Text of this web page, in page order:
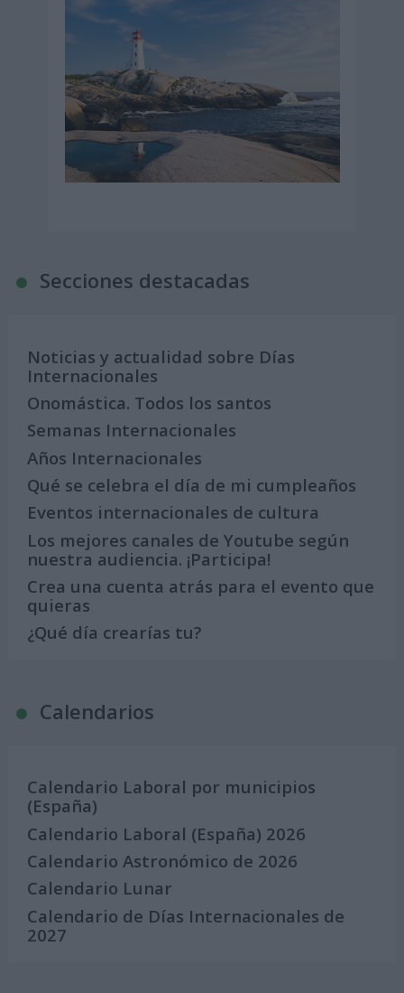
Secciones destacadas
Noticias y actualidad sobre Días
Internacionales
Onomástica. Todos los santos
Semanas Internacionales
Años Internacionales
Qué se celebra el día de mi cumpleaños
Eventos internacionales de cultura
Los mejores canales de Youtube según
nuestra audiencia. ¡Participa!
Crea una cuenta atrás para el evento que
quieras
¿Qué día crearías tu?
Calendarios
Calendario Laboral por municipios
(España)
Calendario Laboral (España) 2026
Calendario Astronómico de 2026
Calendario Lunar
Calendario de Días Internacionales de
2027